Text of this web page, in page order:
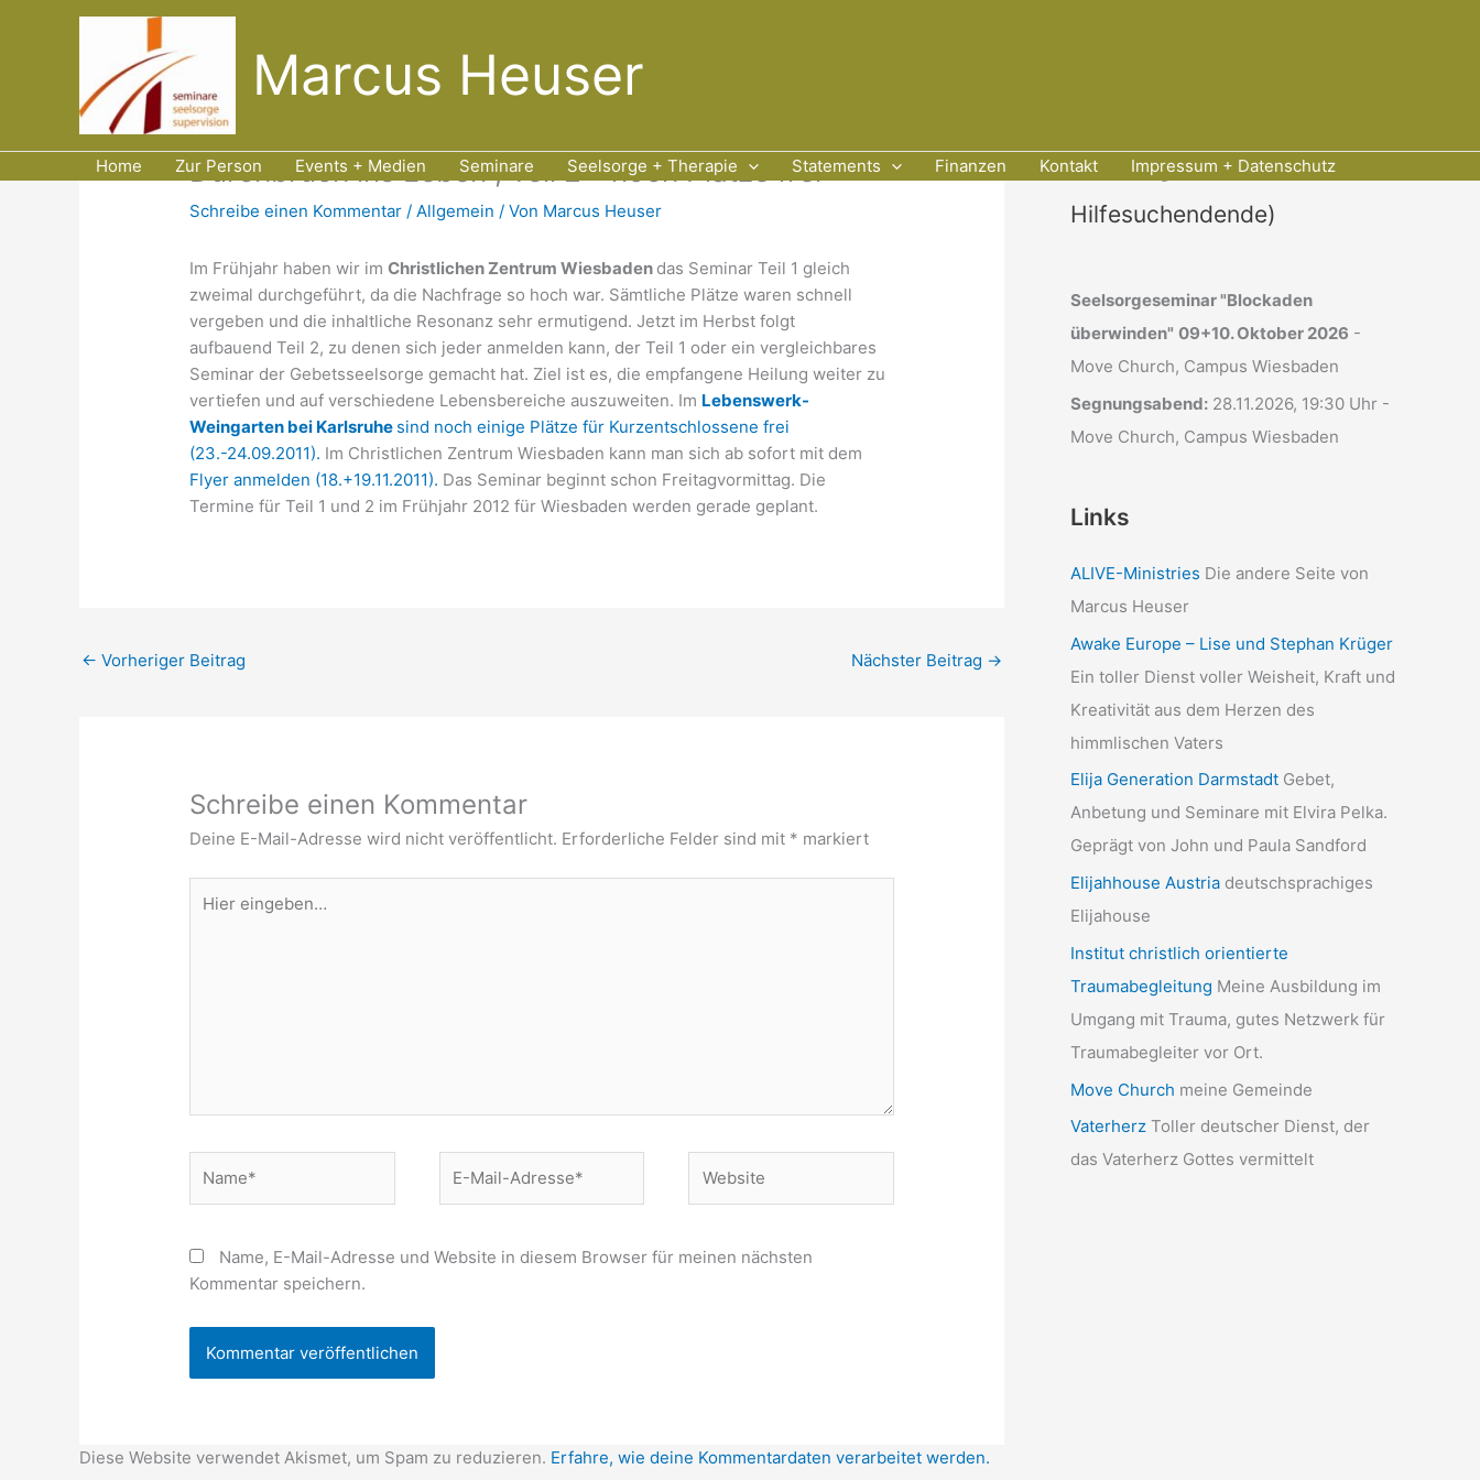
Marcus Heuser
Home Zur Person Events + Medien Seminare Seelsorge + Therapie Statements Finanzen Kontakt Impressum + Datenschutz
Durchbruch ins Leben , Teil 2 – noch Plätze frei
Schreibe einen Kommentar /Allgemein / Von Marcus Heuser
Im Frühjahr haben wir imChristlichen Zentrum Wiesbaden das Seminar Teil 1 gleich
zweimal durchgeführt, da die Nachfrage so hoch war. Sämtliche Plätze waren schnell
vergeben und die inhaltliche Resonanz sehr ermutigend. Jetzt im Herbst folgt
aufbauend Teil 2, zu denen sich jeder anmelden kann, der Teil 1 oder ein vergleichbares
Seminar der Gebetsseelsorge gemacht hat. Ziel ist es, die empfangene Heilung weiter zu
vertiefen und auf verschiedene Lebensbereiche auszuweiten. Im Lebenswerk-
Weingarten bei Karlsruhe sind noch einige Plätze für Kurzentschlossene frei
(23.-24.09.2011). Im Christlichen Zentrum Wiesbaden kann man sich ab sofort mit dem
Flyer anmelden (18.+19.11.2011). Das Seminar beginnt schon Freitagvormittag. Die
Termine für Teil 1 und 2 im Frühjahr 2012 für Wiesbaden werden gerade geplant.
← Vorheriger Beitrag Nächster Beitrag →
Schreibe einen Kommentar
Deine E-Mail-Adresse wird nicht veröffentlicht. Erforderliche Felder sind mit * markiert
eingeben…
Mail-
Name, E-Mail-Adresse und Website in diesem Browser für meinen nächsten
Kommentar speichern.
Diese Website verwendet Akismet, um Spam zu reduzieren. Erfahre, wie deine Kommentardaten verarbeitet werden.
Seelsorge-Seminare(für
Hilfesuchendende)
Seelsorgeseminar "Blockaden
überwinden" 09+10. Oktober 2026 -
Move Church, Campus Wiesbaden
Segnungsabend: 28.11.2026, 19:30 Uhr -
Move Church, Campus Wiesbaden
Links
ALIVE-Ministries Die andere Seite von
Marcus Heuser
Awake Europe – Lise und Stephan Krüger
Ein toller Dienst voller Weisheit, Kraft und
Kreativität aus dem Herzen des
himmlischen Vaters
Elija Generation Darmstadt Gebet,
Anbetung und Seminare mit Elvira Pelka.
Geprägt von John und Paula Sandford
Elijahhouse Austria deutschsprachiges
Elijahouse
Institut christlich orientierte
Traumabegleitung Meine Ausbildung im
Umgang mit Trauma, gutes Netzwerk für
Traumabegleiter vor Ort.
Move Church meine Gemeinde
Vaterherz Toller deutscher Dienst, der
das Vaterherz Gottes vermittelt